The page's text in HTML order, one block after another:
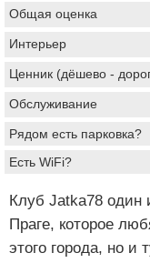
Общая оценка
Интерьер
Ценник (дёшево -
Обслуживание
Рядом есть парковка?
Есть WiFi?
Клуб Jatka78 один
Праге, которое
этого города, но и